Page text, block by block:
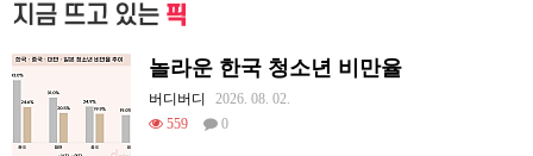
지금 뜨고 있는 픽
놀라운 한국 청소년 비만율
버디버디
2026. 08. 02.
559
0